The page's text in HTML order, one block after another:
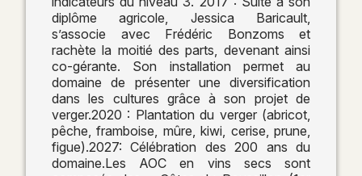
diplôme agricole, Jessica Baricault,
s’associe avec Frédéric Bonzoms et
rachète la moitié des parts, devenant ainsi
co-gérante. Son installation permet au
domaine de présenter une diversification
dans les cultures grâce à son projet de
verger.2020 : Plantation du verger (abricot,
pêche, framboise, mûre, kiwi, cerise, prune,
figue).2027: Célébration des 200 ans du
domaine.Les AOC en vins secs sont